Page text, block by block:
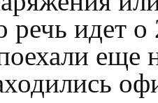
речь идет
еще